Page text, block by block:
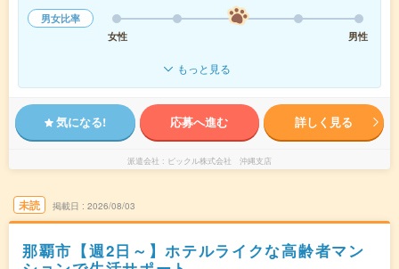
男女比率
女性
男性
もっと見る
気になる! 応募へ進む 詳しく見る
派遣会社 ピックル株式会社 沖縄支店
未読 掲載日 2026/08/03
那覇市【週2日～】ホテルライクな高齢者マン